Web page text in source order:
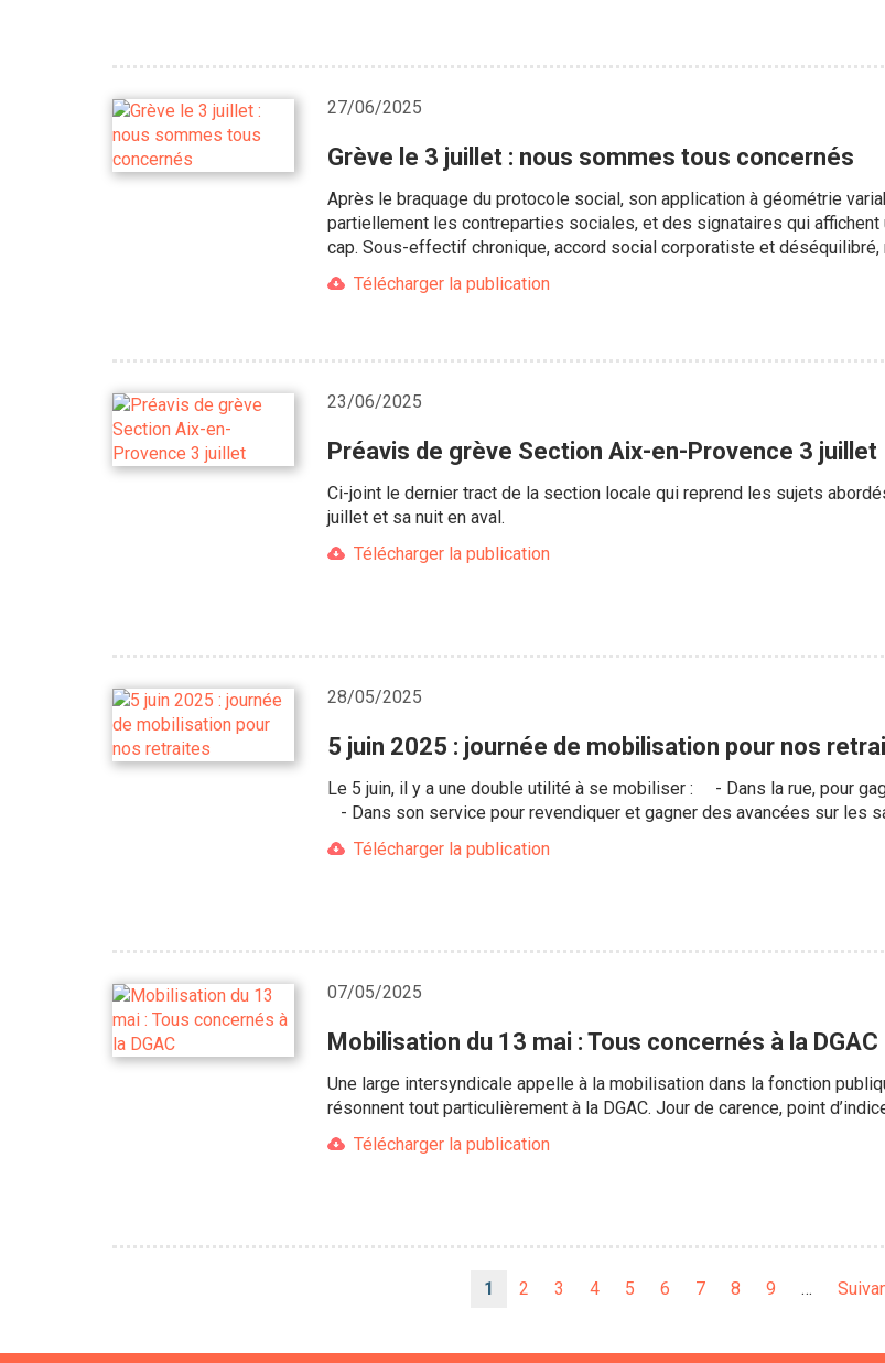
27/06/2025
Grève le 3 juillet : nous sommes tous concernés
Après le braquage du protocole social, son application à géométrie
partiellement les contreparties sociales, et des signataires qui
cap. Sous-effectif chronique, accord social corporatiste et déséquilibré,
Télécharger la publication
23/06/2025
Préavis de grève Section Aix-en-Provence 3 juillet
Ci-joint le dernier tract de la section locale qui reprend les sujets
juillet et sa nuit en aval.
Télécharger la publication
28/05/2025
5 juin 2025 : journée de mobilisation pour nos
Le 5 juin, il y a une double utilité à se mobiliser : - Dans la rue, pour
- Dans son service pour revendiquer et gagner des avancées sur les
Télécharger la publication
07/05/2025
Mobilisation du 13 mai : Tous concernés à la DGAC
Une large intersyndicale appelle à la mobilisation dans la fonction
résonnent tout particulièrement à la DGAC. Jour de carence, point
Télécharger la publication
Page
1 Page
2 Page
3 Page
4 Page
5 Page
6 Page
7 Page
8 Page
9 …
Page